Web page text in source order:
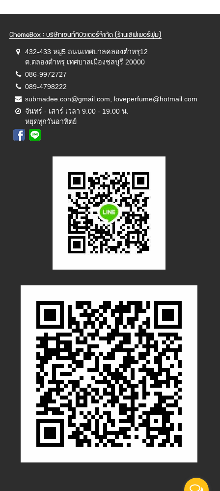
ChemeBox : บริษัทเซนท์ทิบิวเตอร์จำกัด (ร้านเลิฟเพอร์ฟูม)
432-433 หมู่5 ถนนเทศบาลคลองตำหรุ12
ต.ตลองตำหรุ เทศบาลเมืองชลบุรี 20000
086-9972727
089-4798222
submadee.con@gmail.com, loveperfume@hotmail.com
จันทร์ - เสาร์ เวลา 9.00 - 19.00 น.
หยุดทุกวันอาทิตย์